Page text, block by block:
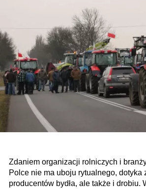
Zdaniem organizacji rolniczych i
Polce nie ma uboju rytualnego, dotyka
producentów bydła, ale także i drobiu.